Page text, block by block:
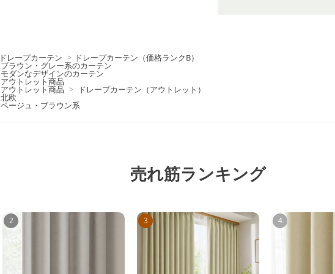
ドレープカーテン > ドレープカーテン（価格ランクB）
ブラウン・グレー系のカーテン
モダンなデザインのカーテン
アウトレット商品
アウトレット商品 > ドレープカーテン（アウトレット）
北欧
ベージュ・ブラウン系
売れ筋ランキング
2 3 4